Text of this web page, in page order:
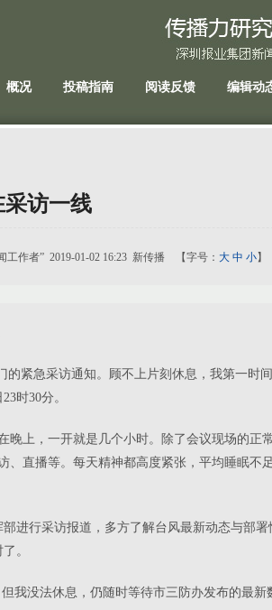
概况 投稿指南 阅读反馈 编辑动
访一线
工作者”2019-01-02 16:23 新传播 【字号： 大 中 小】
的紧急采访通知。顾不上片刻休息，我第一时
23时30分。
上，一开就是几个小时。除了会议现场的正
、直播等。每天精神都高度紧张，平均睡眠不足
进行采访报道，多方了解台风最新动态与部
。
我没法休息，仍随时等待市三防办发布的最新